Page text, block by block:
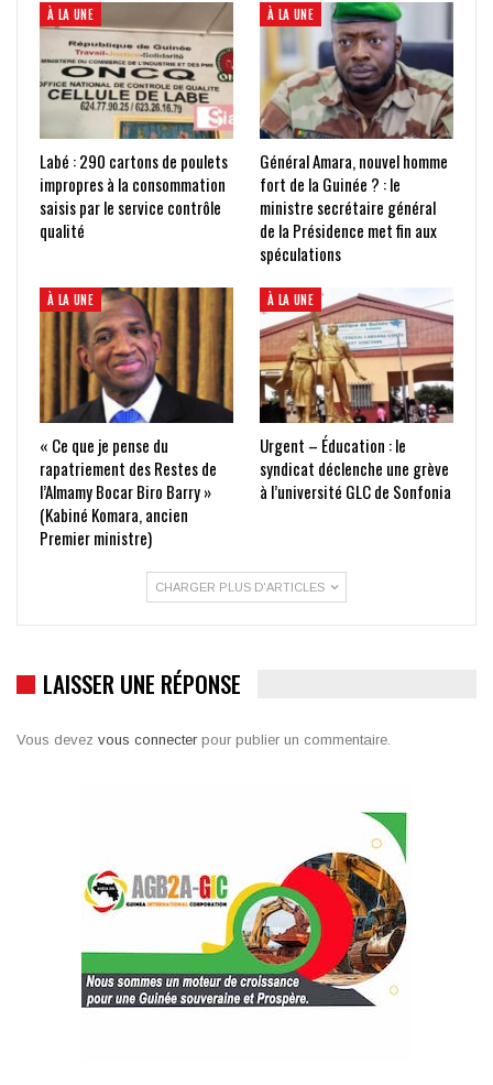
À LA UNE
Labé : 290 cartons de poulets
impropres à la consommation
saisis par le service contrôle
qualité
À LA UNE
Général Amara, nouvel homme
fort de la Guinée ? : le
ministre secrétaire général
de la Présidence met fin aux
spéculations
À LA UNE
« Ce que je pense du
rapatriement des Restes de
l’Almamy Bocar Biro Barry »
(Kabiné Komara, ancien
Premier ministre)
À LA UNE
Urgent – Éducation : le
syndicat déclenche une grève
à l’université GLC de Sonfonia
CHARGER PLUS D'ARTICLES
LAISSER UNE RÉPONSE
Vous devez vous connecter pour publier un commentaire.